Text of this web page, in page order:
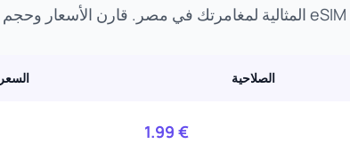
الصلاحية السعر
1.99 €